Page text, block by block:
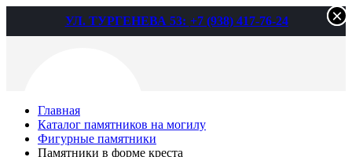
УЛ. ТУРГЕНЕВА 53: +7 (938) 417-76-24
Главная
Каталог памятников на могилу
Фигурные памятники
Памятники в форме креста
×
×